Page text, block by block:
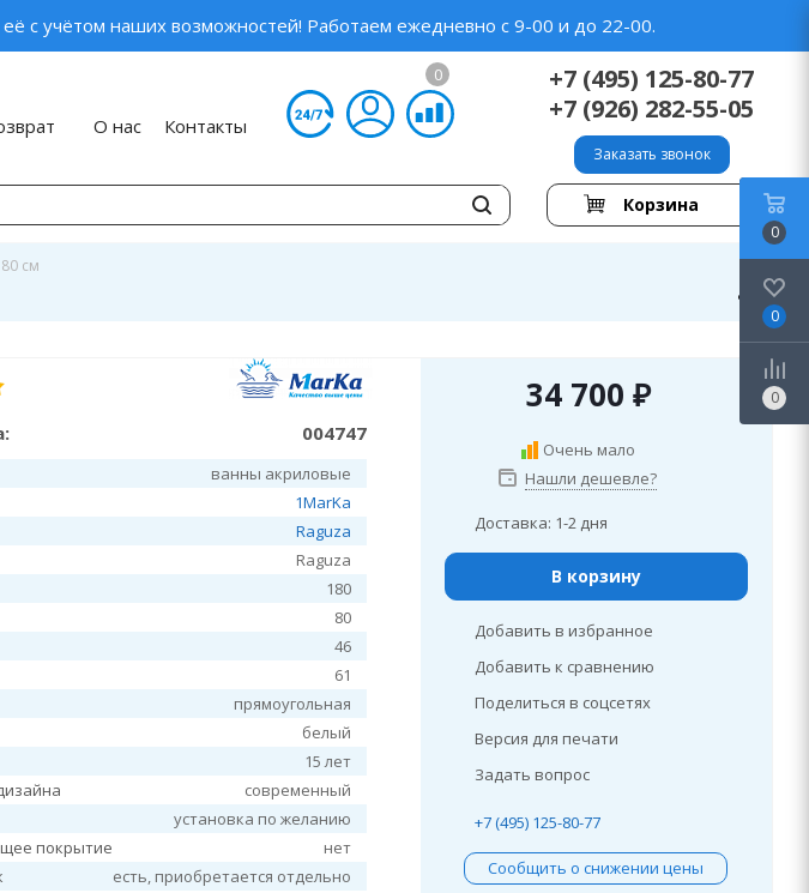
с учётом наших возможностей! Работаем ежедневно с 9-00 и до 22-00.
О нас Контакты
0
+7 (495) 125-80-77
+7 (926) 282-55-05
Заказать звонок
Корзина
см
004747
ванны акриловые
1MarKa
Raguza
Raguza
180
80
46
61
прямоугольная
белый
15 лет
современный
установка по желанию
покрытие
нет
есть, приобретается отдельно
34 700 ₽
Очень мало
Нашли дешевле?
Доставка: 1-2 дня
В корзину
Добавить в избранное
Добавить к сравнению
Поделиться в соцсетях
Версия для печати
Задать вопрос
+7 (495) 125-80-77
Сообщить о снижении цены
0
0
0